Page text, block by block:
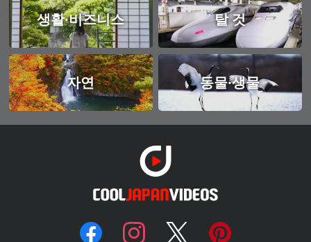
생활·비즈니스 탈 것
자연 동물·생물